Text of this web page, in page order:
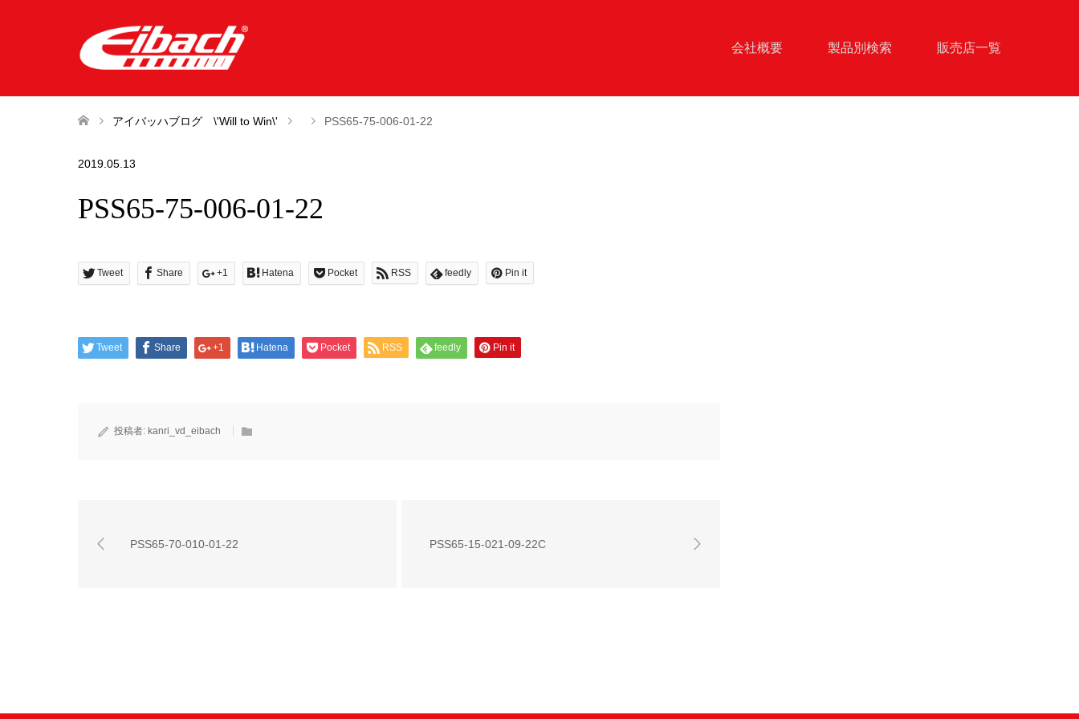
会社概要 製品別検索 販売店一覧
アイバッハブログ \'Will to Win\' PSS65-75-006-01-22
2019.05.13
PSS65-75-006-01-22
Tweet Share +1 Hatena Pocket RSS feedly Pin it
Tweet Share +1 Hatena Pocket RSS feedly Pin it
投稿者: kanri_vd_eibach
PSS65-70-010-01-22 PSS65-15-021-09-22C